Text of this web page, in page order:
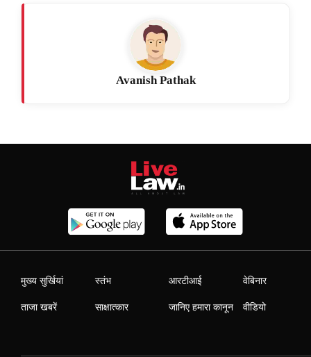
Avanish Pathak
मुख्य सुर्खियां
ताजा खबरें
स्तंभ
साक्षात्कार
आरटीआई
जानिए हमारा कानून
वेबिनार
वीडियो